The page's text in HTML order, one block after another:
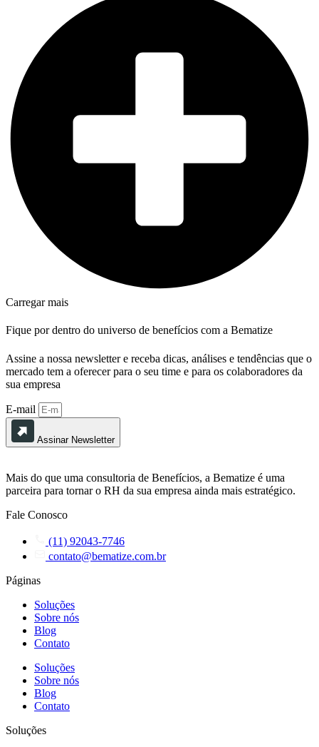
Carregar mais
Fique por dentro do universo de benefícios com a Bematize
Assine a nossa newsletter e receba dicas, análises e tendências que o
mercado tem a oferecer para o seu time e para os colaboradores da
sua empresa
E-mail
Assinar Newsletter
Mais do que uma consultoria de Benefícios, a Bematize é uma
parceira para tornar o RH da sua empresa ainda mais estratégico.
Fale Conosco
(11) 92043-7746
contato@bematize.com.br
Páginas
Soluções
Sobre nós
Blog
Contato
Soluções
Sobre nós
Blog
Contato
Soluções